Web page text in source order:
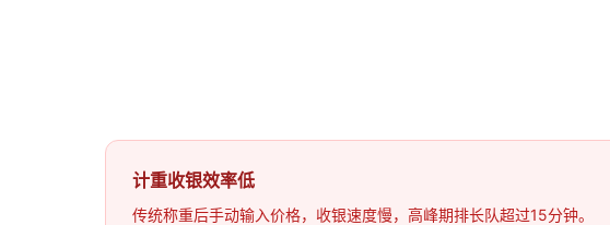
计重收银效率低
传统称重后手动输入价格，收银速度慢，高峰期排长队超过15分钟。